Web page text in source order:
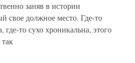
заняв в истории
свое должное место. Где-то
где-то сухо хроникальна, этого